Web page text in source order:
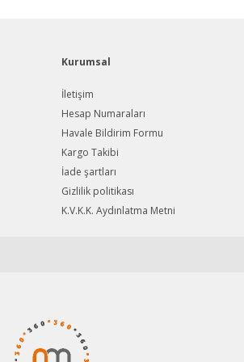
Gönder
Kurumsal
İletişim
Hesap Numaraları
Havale Bildirim Formu
Kargo Takibi
İade şartları
Gizlilik politikası
K.V.K.K. Aydınlatma Metni